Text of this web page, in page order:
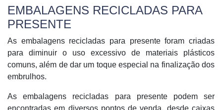
EMBALAGENS RECICLADAS PARA
PRESENTE
As embalagens recicladas para presente foram criadas
para diminuir o uso excessivo de materiais plásticos
comuns, além de dar um toque especial na finalização dos
embrulhos.
As embalagens recicladas para presente podem ser
encontradas em diversos pontos de venda, desde caixas